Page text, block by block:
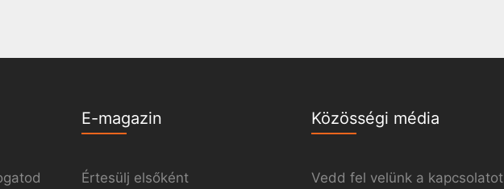
E-magazin
Értesülj elsőként
Közösségi média
Vedd fel velünk a kapcsolatot